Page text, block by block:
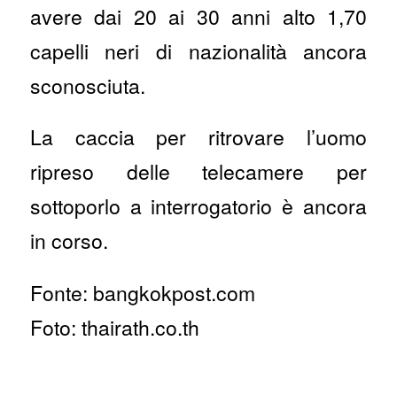
avere dai 20 ai 30 anni alto 1,70
capelli neri di nazionalità ancora
sconosciuta.
La caccia per ritrovare l’uomo
ripreso delle telecamere per
sottoporlo a interrogatorio è ancora
in corso.
Fonte: bangkokpost.com
Foto: thairath.co.th